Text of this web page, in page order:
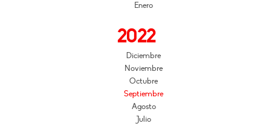
Enero
2022
Diciembre
Noviembre
Octubre
Septiembre
Agosto
Julio